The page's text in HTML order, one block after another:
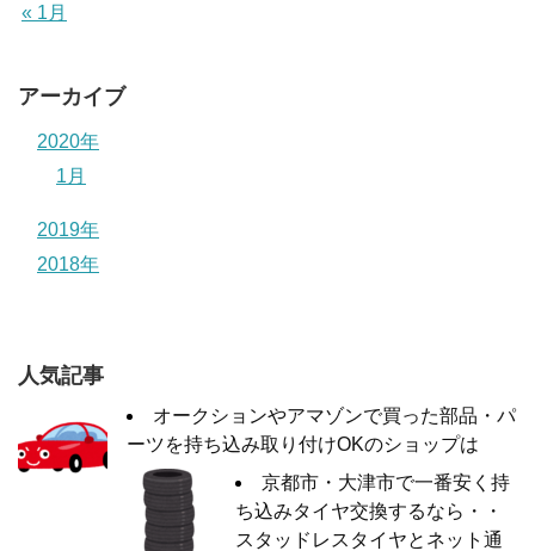
« 1月
アーカイブ
2020年
1月
2019年
2018年
人気記事
オークションやアマゾンで買った部品・パ
ーツを持ち込み取り付けOKのショップは
京都市・大津市で一番安く持
ち込みタイヤ交換するなら・・
スタッドレスタイヤとネット通